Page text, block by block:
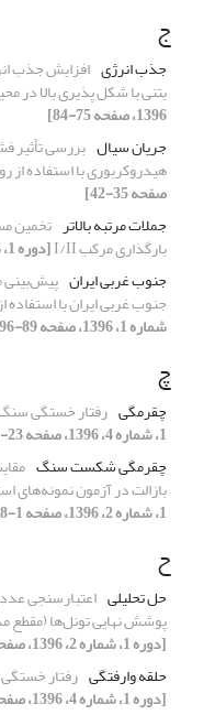
ج
جذب انرژی افزایش جذب
بتنی با شکل پذیری بالا در
1396، صفحه 75-84]
جریان سیال بررسی تأثیر
هیدروکربوری با استفاده از
صفحه 35-42]
جملات مرتبه بالاتر تخمین
بارگذاری مرکب I/II
[دوره 1، شماره 3، 1396، صفحه 17-26]
جنوب غربی ایران
جنوب غربی ایران با
شماره 1، 1396، صفحه 89-96]
چ
چقرمگی رفتار خستگی
1، شماره 4، 1396، صفحه 23-33]
چقرمگی شکست سنگ
بازالت در آزمون نمونه‌های
1، شماره 2، 1396، صفحه 1-8]
ح
حل تحلیلی اعتبارسنجی
پوشش نهایی تونل‌ها (مقطع مدور)
[دوره 1، شماره 2، 1396، صفحه 9-27]
حلقه وارفتگی رفتار
[دوره 1، شماره 4، 1396، صفحه 23-33]